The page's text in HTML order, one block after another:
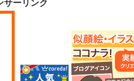
サーリンク